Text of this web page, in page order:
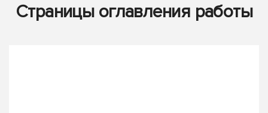
Страницы оглавления работы